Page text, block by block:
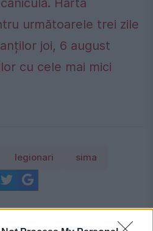
Harta
următoarele trei zile
joi, 6 august
cu cele mai mici
legionari sima